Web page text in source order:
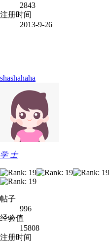
2843
注册时间
2013-9-26
shashahaha
学 士
帖子
996
经验值
15808
注册时间